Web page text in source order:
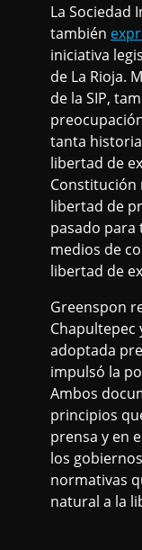
La Sociedad
también
iniciativa
de La Rioja.
de la SIP,
tanta
libertad de
Constitución
libertad de
pasado
medios de
libertad de
Greenspon
Chapultepec
adoptada
impulsó la
Ambos
principios
prensa y en
los
normativas
natural a la